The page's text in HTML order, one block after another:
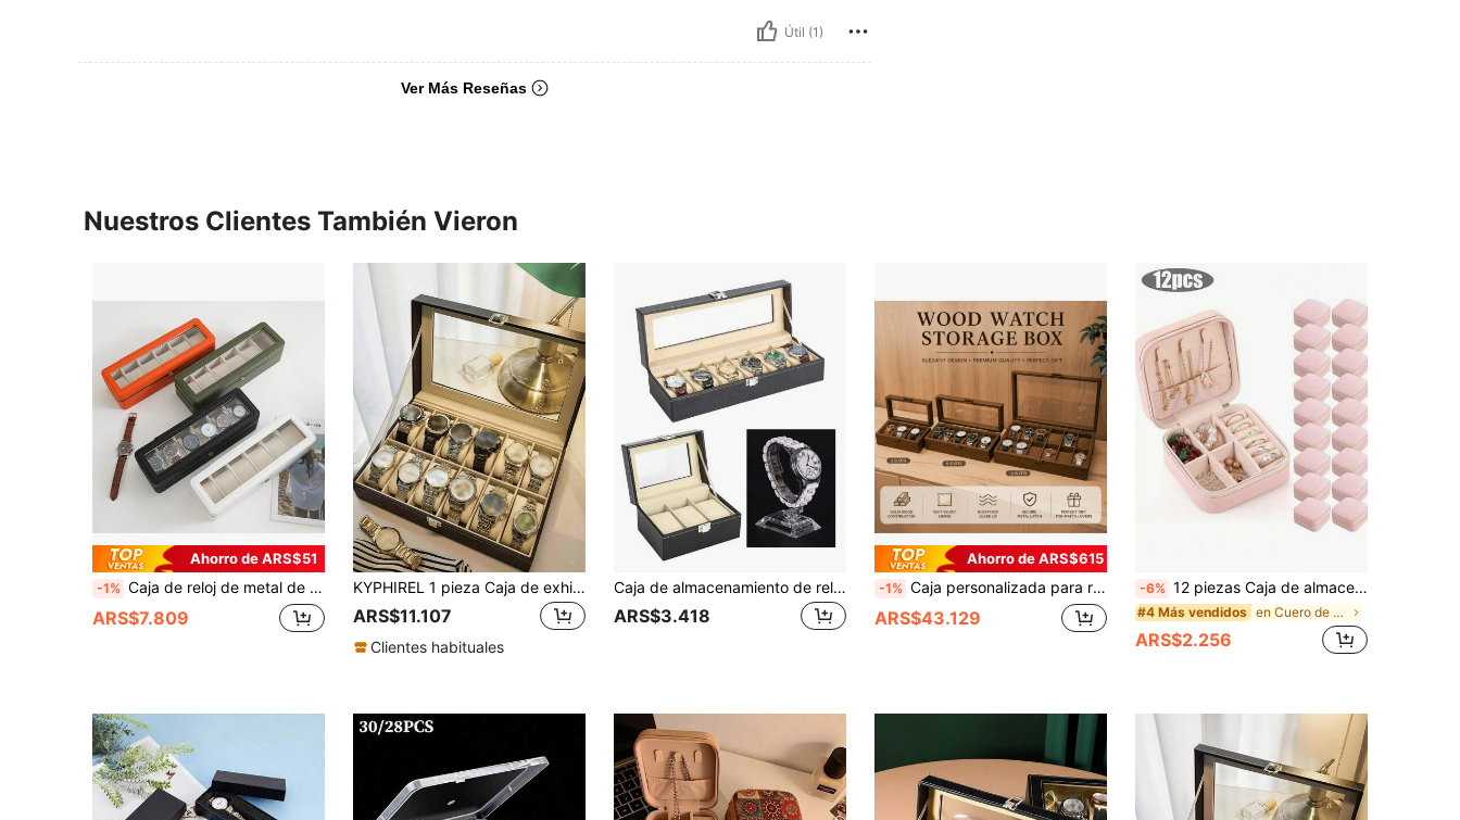
Útil (1)
Ver Más Reseñas
Nuestros Clientes También Vieron
Ahorro de ARS$51
-1% Caja de reloj de metal de alta gama con 6 ranuras, multicolor con ventana transparente, secciones para relojes mecánicos y electrónicos, almacenamiento y exhibición portátil de relojes, adecuada para hombres y mujeres, regalo perfecto, decoración de habitación
ARS$7.809
KYPHIREL 1 pieza Caja de exhibición de relojes, Estuche de almacenamiento de relojes, Caja de exhibición de joyería de gran capacidad, Soporte de reloj mecánico con cerradura, Organizador de hogar de alta gama
ARS$11.107
Clientes habituales
Caja de almacenamiento de relojes de gran capacidad con 1/3/6 ranuras, caja de exhibición para relojes, pulseras y brazaletes, caja de almacenamiento/regalo de cuero PU, regalo festivo.
ARS$3.418
Ahorro de ARS$615
-1% Caja personalizada para relojes, estante de almacenamiento de relojes con tapa de cristal grabada personalmente, elegante soporte de exhibición de relojes, caja de almacenamiento de relojes de hombre, adecuada como regalo para esposo, novio o padre. Caja de regalo de vacaciones de moda. Caja de almacenamiento multifuncional que combina el almacenamiento de joyas y relojes, adecuada para el escritorio y el cajón.
ARS$43.129
-6% 12 piezas Caja de almacenamiento de joyas para viajes, organizador portátil de pendientes, caja de joyas anti-oxidación, caja de anillos multifunción, caja de exhibición de joyas resistente a arañazos, caja de maquillaje, perfecta para viajes y uso diario, conjunto de regalo ideal para propuesta de dama de honor, adecuado para el Día de San Valentín y Año Nuevo, esencial de viaje
#4 Más vendidos en Cuero de poliuretano Cajas De Joyería
ARS$2.256